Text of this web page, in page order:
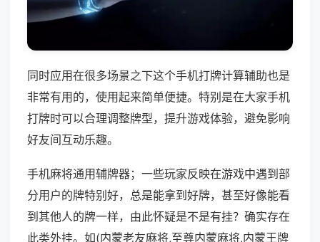
同时应用在很多场景之下这个手机打牌计算辅助也是
非常有用的，使用起来简单便捷。特别是在大家手机
打牌时可以合理调整牌型，提升游戏体验，避免影响
好友间互动乐趣。
手机麻将通用辅牌器；一些玩家反映在游戏中遇到部
分用户的牌特别好，总是能拿到好牌，甚至好像能看
到其他人的牌一样，由此怀疑是不是有挂？确实存在
此类外挂。如(内蒙老友麻将,至尊内蒙麻将,内蒙王牌